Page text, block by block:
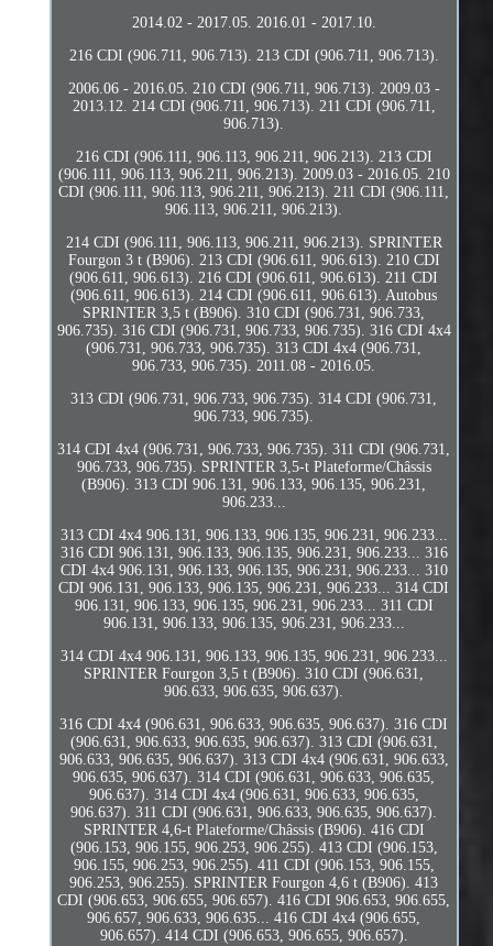
2014.02 - 2017.05. 2016.01 - 2017.10.
216 CDI (906.711, 906.713). 213 CDI (906.711, 906.713).
2006.06 - 2016.05. 210 CDI (906.711, 906.713). 2009.03 -
2013.12. 214 CDI (906.711, 906.713). 211 CDI (906.711,
906.713).
216 CDI (906.111, 906.113, 906.211, 906.213). 213 CDI
(906.111, 906.113, 906.211, 906.213). 2009.03 - 2016.05. 210
CDI (906.111, 906.113, 906.211, 906.213). 211 CDI (906.111,
906.113, 906.211, 906.213).
214 CDI (906.111, 906.113, 906.211, 906.213). SPRINTER
Fourgon 3 t (B906). 213 CDI (906.611, 906.613). 210 CDI
(906.611, 906.613). 216 CDI (906.611, 906.613). 211 CDI
(906.611, 906.613). 214 CDI (906.611, 906.613). Autobus
SPRINTER 3,5 t (B906). 310 CDI (906.731, 906.733,
906.735). 316 CDI (906.731, 906.733, 906.735). 316 CDI 4x4
(906.731, 906.733, 906.735). 313 CDI 4x4 (906.731,
906.733, 906.735). 2011.08 - 2016.05.
313 CDI (906.731, 906.733, 906.735). 314 CDI (906.731,
906.733, 906.735).
314 CDI 4x4 (906.731, 906.733, 906.735). 311 CDI (906.731,
906.733, 906.735). SPRINTER 3,5-t Plateforme/Châssis
(B906). 313 CDI 906.131, 906.133, 906.135, 906.231,
906.233...
313 CDI 4x4 906.131, 906.133, 906.135, 906.231, 906.233...
316 CDI 906.131, 906.133, 906.135, 906.231, 906.233... 316
CDI 4x4 906.131, 906.133, 906.135, 906.231, 906.233... 310
CDI 906.131, 906.133, 906.135, 906.231, 906.233... 314 CDI
906.131, 906.133, 906.135, 906.231, 906.233... 311 CDI
906.131, 906.133, 906.135, 906.231, 906.233...
314 CDI 4x4 906.131, 906.133, 906.135, 906.231, 906.233...
SPRINTER Fourgon 3,5 t (B906). 310 CDI (906.631,
906.633, 906.635, 906.637).
316 CDI 4x4 (906.631, 906.633, 906.635, 906.637). 316 CDI
(906.631, 906.633, 906.635, 906.637). 313 CDI (906.631,
906.633, 906.635, 906.637). 313 CDI 4x4 (906.631, 906.633,
906.635, 906.637). 314 CDI (906.631, 906.633, 906.635,
906.637). 314 CDI 4x4 (906.631, 906.633, 906.635,
906.637). 311 CDI (906.631, 906.633, 906.635, 906.637).
SPRINTER 4,6-t Plateforme/Châssis (B906). 416 CDI
(906.153, 906.155, 906.253, 906.255). 413 CDI (906.153,
906.155, 906.253, 906.255). 411 CDI (906.153, 906.155,
906.253, 906.255). SPRINTER Fourgon 4,6 t (B906). 413
CDI (906.653, 906.655, 906.657). 416 CDI 906.653, 906.655,
906.657, 906.633, 906.635... 416 CDI 4x4 (906.655,
906.657). 414 CDI (906.653, 906.655, 906.657).